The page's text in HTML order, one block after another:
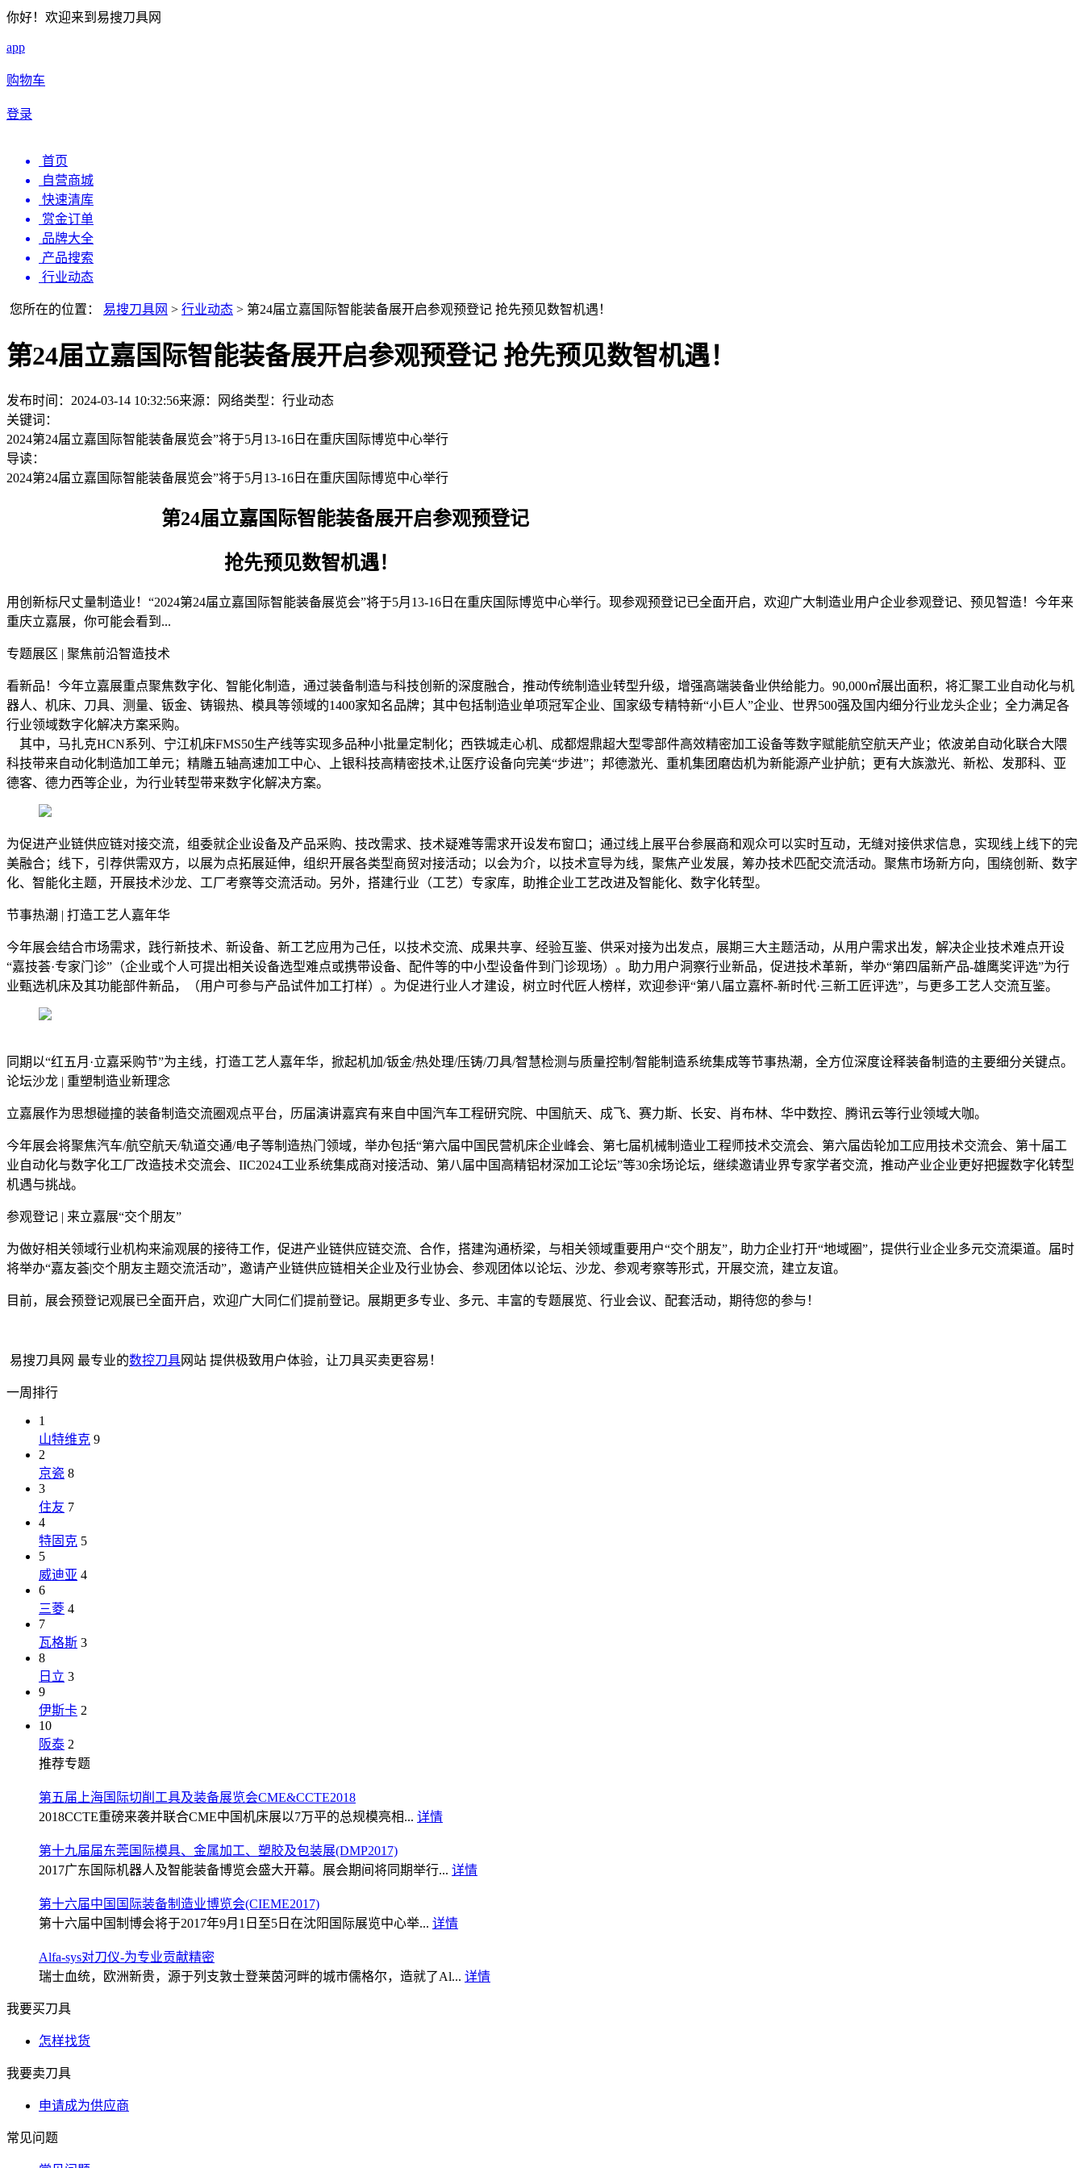
你好！欢迎来到易搜刀具网
app
购物车
登录
首页
自营商城
快速清库
赏金订单
品牌大全
产品搜索
行业动态
您所在的位置： 易搜刀具网 > 行业动态 > 第24届立嘉国际智能装备展开启参观预登记 抢先预见数智机遇！
第24届立嘉国际智能装备展开启参观预登记 抢先预见数智机遇！
发布时间：2024-03-14 10:32:56来源：网络类型： 行业动态
关键词：
2024第24届立嘉国际智能装备展览会”将于5月13-16日在重庆国际博览中心举行
导读：
2024第24届立嘉国际智能装备展览会”将于5月13-16日在重庆国际博览中心举行
第24届立嘉国际智能装备展开启参观预登记
抢先预见数智机遇！
用创新标尺丈量制造业！“2024第24届立嘉国际智能装备展览会”将于5月13-16日在重庆国际博览中心举行。现参观预登记已全面开启，欢迎广大制造业用户企业参观登记、预见智造！今年来
重庆立嘉展，你可能会看到...
专题展区 | 聚焦前沿智造技术
看新品！今年立嘉展重点聚焦数字化、智能化制造，通过装备制造与科技创新的深度融合，推动传统制造业转型升级，增强高端装备业供给能力。90,000㎡展出面积，将汇聚工业自动化与机
器人、机床、刀具、测量、钣金、铸锻热、模具等领域的1400家知名品牌；其中包括制造业单项冠军企业、国家级专精特新“小巨人”企业、世界500强及国内细分行业龙头企业；全力满足各
行业领域数字化解决方案采购。
其中，马扎克HCN系列、宁江机床FMS50生产线等实现多品种小批量定制化；西铁城走心机、成都煜鼎超大型零部件高效精密加工设备等数字赋能航空航天产业；侬波弟自动化联合大隈
科技带来自动化制造加工单元；精雕五轴高速加工中心、上银科技高精密技术,让医疗设备向完美“步进”；邦德激光、重机集团磨齿机为新能源产业护航；更有大族激光、新松、发那科、亚
德客、德力西等企业，为行业转型带来数字化解决方案。
为促进产业链供应链对接交流，组委就企业设备及产品采购、技改需求、技术疑难等需求开设发布窗口；通过线上展平台参展商和观众可以实时互动，无缝对接供求信息，实现线上线下的完
美融合；线下，引荐供需双方，以展为点拓展延伸，组织开展各类型商贸对接活动；以会为介，以技术宣导为线，聚焦产业发展，筹办技术匹配交流活动。聚焦市场新方向，围绕创新、数字
化、智能化主题，开展技术沙龙、工厂考察等交流活动。另外，搭建行业（工艺）专家库，助推企业工艺改进及智能化、数字化转型。
节事热潮 | 打造工艺人嘉年华
今年展会结合市场需求，践行新技术、新设备、新工艺应用为己任，以技术交流、成果共享、经验互鉴、供采对接为出发点，展期三大主题活动，从用户需求出发，解决企业技术难点开设
“嘉技荟·专家门诊”（企业或个人可提出相关设备选型难点或携带设备、配件等的中小型设备件到门诊现场）。助力用户洞察行业新品，促进技术革新，举办“第四届新产品-雄鹰奖评选”为行
业甄选机床及其功能部件新品，（用户可参与产品试件加工打样）。为促进行业人才建设，树立时代匠人榜样，欢迎参评“第八届立嘉杯-新时代·三新工匠评选”，与更多工艺人交流互鉴。
同期以“红五月·立嘉采购节”为主线，打造工艺人嘉年华，掀起机加/钣金/热处理/压铸/刀具/智慧检测与质量控制/智能制造系统集成等节事热潮，全方位深度诠释装备制造的主要细分关键点。
论坛沙龙 | 重塑制造业新理念
立嘉展作为思想碰撞的装备制造交流圈观点平台，历届演讲嘉宾有来自中国汽车工程研究院、中国航天、成飞、赛力斯、长安、肖布林、华中数控、腾讯云等行业领域大咖。
今年展会将聚焦汽车/航空航天/轨道交通/电子等制造热门领域，举办包括“第六届中国民营机床企业峰会、第七届机械制造业工程师技术交流会、第六届齿轮加工应用技术交流会、第十届工
业自动化与数字化工厂改造技术交流会、IIC2024工业系统集成商对接活动、第八届中国高精铝材深加工论坛”等30余场论坛，继续邀请业界专家学者交流，推动产业企业更好把握数字化转型
机遇与挑战。
参观登记 | 来立嘉展“交个朋友”
为做好相关领域行业机构来渝观展的接待工作，促进产业链供应链交流、合作，搭建沟通桥梁，与相关领域重要用户“交个朋友”，助力企业打开“地域圈”，提供行业企业多元交流渠道。届时
将举办“嘉友荟|交个朋友主题交流活动”，邀请产业链供应链相关企业及行业协会、参观团体以论坛、沙龙、参观考察等形式，开展交流，建立友谊。
目前，展会预登记观展已全面开启，欢迎广大同仁们提前登记。展期更多专业、多元、丰富的专题展览、行业会议、配套活动，期待您的参与！
易搜刀具网 最专业的数控刀具网站 提供极致用户体验，让刀具买卖更容易！
一周排行
1
山特维克 9
2
京瓷 8
3
住友 7
4
特固克 5
5
威迪亚 4
6
三菱 4
7
瓦格斯 3
8
日立 3
9
伊斯卡 2
10
阪泰 2
推荐专题
第五届上海国际切削工具及装备展览会CME&CCTE2018
2018CCTE重磅来袭并联合CME中国机床展以7万平的总规模亮相... 详情
第十九届届东莞国际模具、金属加工、塑胶及包装展(DMP2017)
2017广东国际机器人及智能装备博览会盛大开幕。展会期间将同期举行... 详情
第十六届中国国际装备制造业博览会(CIEME2017)
第十六届中国制博会将于2017年9月1日至5日在沈阳国际展览中心举... 详情
Alfa-sys对刀仪-为专业贡献精密
瑞士血统，欧洲新贵，源于列支敦士登莱茵河畔的城市儒格尔，造就了Al... 详情
我要买刀具
怎样找货
我要卖刀具
申请成为供应商
常见问题